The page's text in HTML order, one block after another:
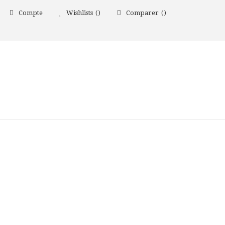
Compte Wishlists Comparer